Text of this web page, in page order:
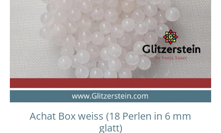
Achat Box weiss (18 Perlen in 6 mm
glatt)